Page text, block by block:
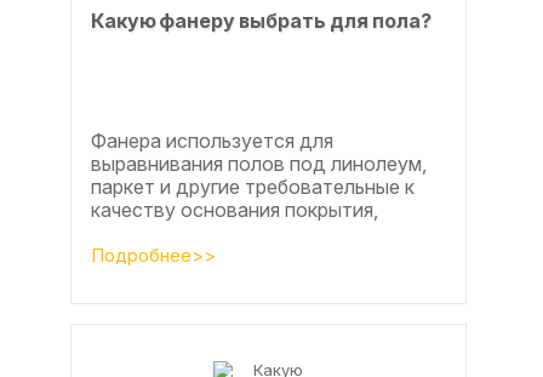
Какую фанеру выбрать для пола?
Фанера используется для
выравнивания полов под линолеум,
паркет и другие требовательные к
качеству основания покрытия,
по деревянным лагам или...
Подробнее>>